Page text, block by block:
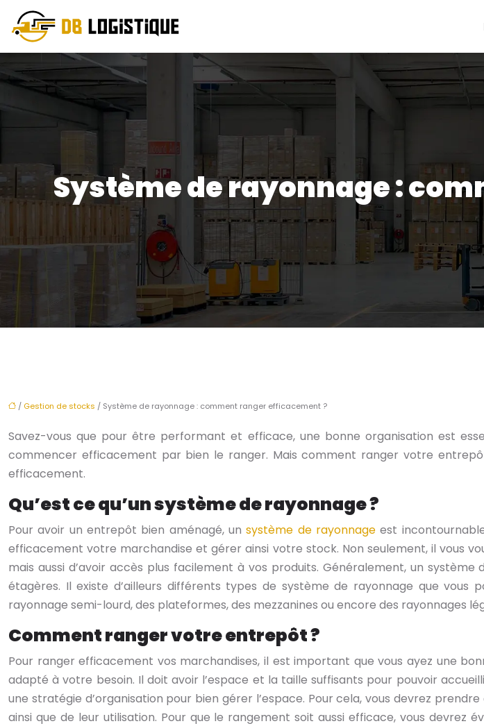
Système de rayonnage :
/ Gestion de stocks / Système de rayonnage : comment ranger efficacement ?
Savez-vous que pour être performant et efficace, une bonne organisation est
commencer efficacement par bien le ranger. Mais comment ranger votre
efficacement.
Qu’est ce qu’un système de rayonnage ?
Pour avoir un entrepôt bien aménagé, unsystème de rayonnage est
efficacement votre marchandise et gérer ainsi votre stock. Non seulement, il vous
mais aussi d’avoir accès plus facilement à vos produits. Généralement, un
étagères. Il existe d’ailleurs différents types de système de rayonnage que
rayonnage semi-lourd, des plateformes, des mezzanines ou encore des rayonnages
Comment ranger votre entrepôt ?
Pour ranger efficacement vos marchandises, il est important que vous ayez une
adapté à votre besoin. Il doit avoir l’espace et la taille suffisants pour pouvoir
une stratégie d’organisation pour bien gérer l’espace. Pour cela, vous devrez
ainsi que de leur utilisation. Pour que le rangement soit aussi efficace, vous devrez